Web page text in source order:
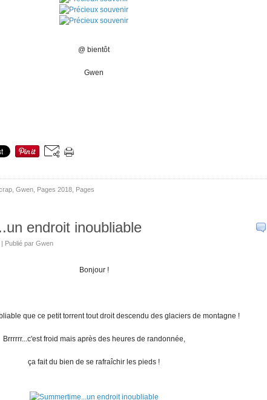
@ bientôt
Gwen
Gwen Pages 2018 Pages
endroit inoubliable
| Publié par Gwen
Bonjour !
que ce petit torrent tout droit descendu des glaciers de montagne !
Brrrrrr...c'est froid mais après des heures de randonnée,
ça fait du bien de se rafraîchir les pieds !